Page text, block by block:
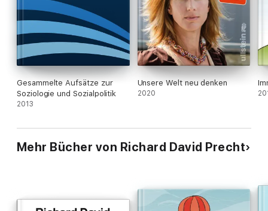
Gesammelte Aufsätze zur
Soziologie und Sozialpolitik
2013
Unsere Welt neu denken
2020
Mehr Bücher von Richard David Precht